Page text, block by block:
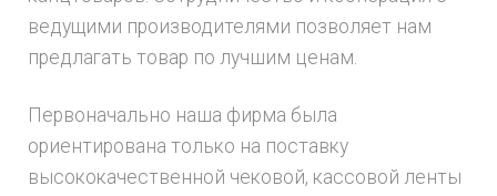
ведущими производителями позволяет нам
предлагать товар по лучшим ценам.
Первоначально наша фирма была
ориентирована только на поставку
высококачественной чековой, кассовой ленты